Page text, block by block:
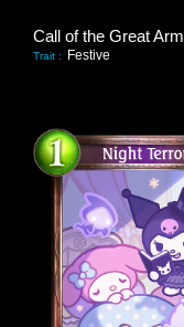
Call of the Great Arm
Trait : Festive